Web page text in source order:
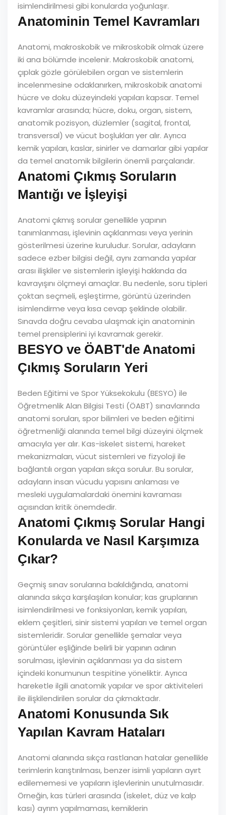
isimlendirilmesi gibi konularda yoğunlaşır.
Anatominin Temel Kavramları
Anatomi, makroskobik ve mikroskobik olmak üzere
iki ana bölümde incelenir. Makroskobik anatomi,
çıplak gözle görülebilen organ ve sistemlerin
incelenmesine odaklanırken, mikroskobik anatomi
hücre ve doku düzeyindeki yapıları kapsar. Temel
kavramlar arasında; hücre, doku, organ, sistem,
anatomik pozisyon, düzlemler (sagital, frontal,
transversal) ve vücut boşlukları yer alır. Ayrıca
kemik yapıları, kaslar, sinirler ve damarlar gibi yapılar
da temel anatomik bilgilerin önemli parçalarıdır.
Anatomi Çıkmış Soruların
Mantığı ve İşleyişi
Anatomi çıkmış sorular genellikle yapının
tanımlanması, işlevinin açıklanması veya yerinin
gösterilmesi üzerine kuruludur. Sorular, adayların
sadece ezber bilgisi değil, aynı zamanda yapılar
arası ilişkiler ve sistemlerin işleyişi hakkında da
kavrayışını ölçmeyi amaçlar. Bu nedenle, soru tipleri
çoktan seçmeli, eşleştirme, görüntü üzerinden
isimlendirme veya kısa cevap şeklinde olabilir.
Sınavda doğru cevaba ulaşmak için anatominin
temel prensiplerini iyi kavramak gerekir.
BESYO ve ÖABT'de Anatomi
Çıkmış Soruların Yeri
Beden Eğitimi ve Spor Yüksekokulu (BESYO) ile
Öğretmenlik Alan Bilgisi Testi (ÖABT) sınavlarında
anatomi soruları, spor bilimleri ve beden eğitimi
öğretmenliği alanında temel bilgi düzeyini ölçmek
amacıyla yer alır. Kas-iskelet sistemi, hareket
mekanizmaları, vücut sistemleri ve fizyoloji ile
bağlantılı organ yapıları sıkça sorulur. Bu sorular,
adayların insan vücudu yapısını anlaması ve
mesleki uygulamalardaki önemini kavraması
açısından kritik önemdedir.
Anatomi Çıkmış Sorular Hangi
Konularda ve Nasıl Karşımıza
Çıkar?
Geçmiş sınav sorularına bakıldığında, anatomi
alanında sıkça karşılaşılan konular; kas gruplarının
isimlendirilmesi ve fonksiyonları, kemik yapıları,
eklem çeşitleri, sinir sistemi yapıları ve temel organ
sistemleridir. Sorular genellikle şemalar veya
görüntüler eşliğinde belirli bir yapının adının
sorulması, işlevinin açıklanması ya da sistem
içindeki konumunun tespitine yöneliktir. Ayrıca
hareketle ilgili anatomik yapılar ve spor aktiviteleri
ile ilişkilendirilen sorular da çıkmaktadır.
Anatomi Konusunda Sık
Yapılan Kavram Hataları
Anatomi alanında sıkça rastlanan hatalar genellikle
terimlerin karıştırılması, benzer isimli yapıların ayırt
edilememesi ve yapıların işlevlerinin unutulmasıdır.
Örneğin, kas türleri arasında (iskelet, düz ve kalp
kası) ayrım yapılmaması, kemiklerin